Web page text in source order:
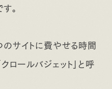
す。
サイトに費やせる時間
ロールバジェット」と呼